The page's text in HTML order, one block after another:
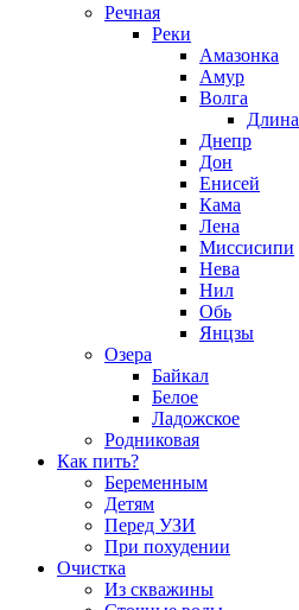
Речная
Реки
Амазонка
Амур
Волга
Длина
Днепр
Дон
Енисей
Кама
Лена
Миссисипи
Нева
Нил
Обь
Янцзы
Озера
Байкал
Белое
Ладожское
Родниковая
Как пить?
Беременным
Детям
Перед УЗИ
При похудении
Очистка
Из скважины